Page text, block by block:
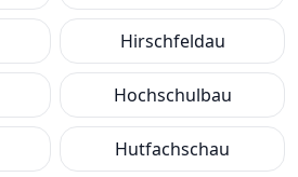
Hirschfeldau
Hochschulbau
Hutfachschau